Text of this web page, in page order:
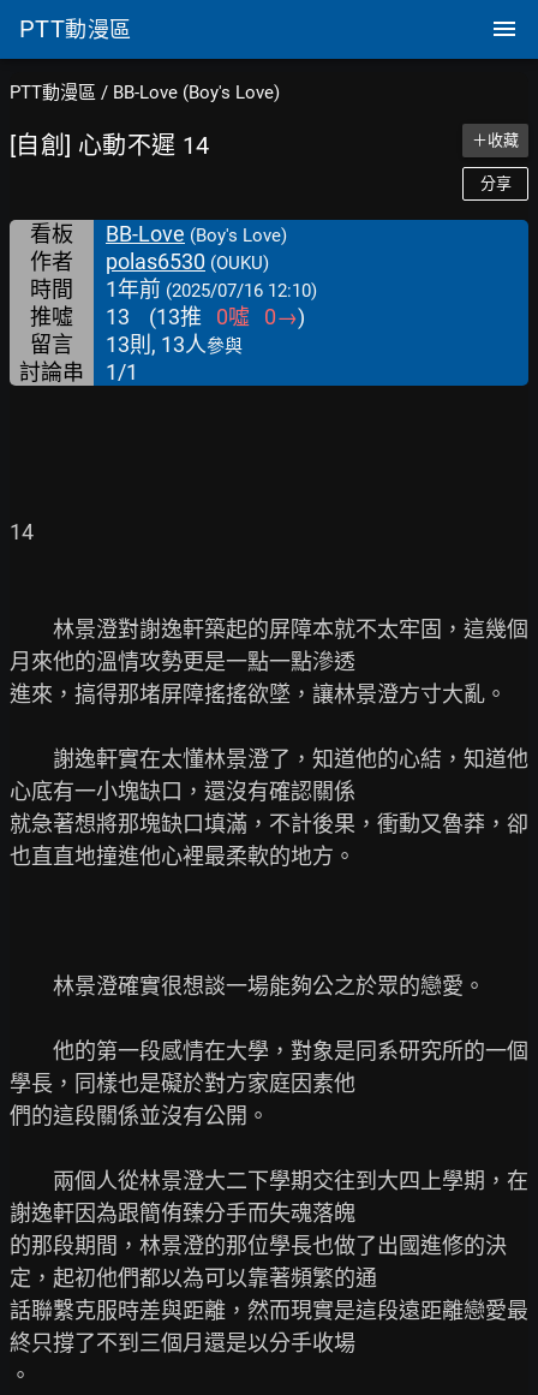
PTT動漫區
PTT動漫區 / BB-Love (Boy's Love)
[自創] 心動不遲 14 ＋收藏
分享
看板 BB-Love (Boy's Love)
作者 polas6530 (OUKU)
時間 1年前 (2025/07/16 12:10)
推噓 13 (13推 0噓 0→)
留言
13則, 13人參與
討論串 1/1
14
林景澄對謝逸軒築起的屏障本就不太牢固，這幾個
月來他的溫情攻勢更是一點一點滲透
進來，搞得那堵屏障搖搖欲墜，讓林景澄方寸大亂。
謝逸軒實在太懂林景澄了，知道他的心結，知道他
心底有一小塊缺口，還沒有確認關係
就急著想將那塊缺口填滿，不計後果，衝動又魯莽，卻
也直直地撞進他心裡最柔軟的地方。
林景澄確實很想談一場能夠公之於眾的戀愛。
他的第一段感情在大學，對象是同系研究所的一個
學長，同樣也是礙於對方家庭因素他
們的這段關係並沒有公開。
兩個人從林景澄大二下學期交往到大四上學期，在
謝逸軒因為跟簡侑臻分手而失魂落魄
的那段期間，林景澄的那位學長也做了出國進修的決
定，起初他們都以為可以靠著頻繁的通
話聯繫克服時差與距離，然而現實是這段遠距離戀愛最
終只撐了不到三個月還是以分手收場
。